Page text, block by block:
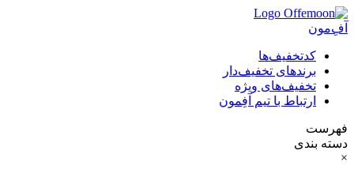
آفِ‌مون
کدتخفیف‌ها
برندهای تخفیف‌دار
تخفیف‌های ویژه
ارتباط با تیم آفِمون
فهرست
دسته بندی
×